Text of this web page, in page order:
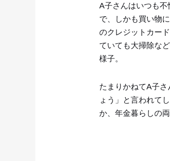
A子さんはいつも
で、しかも買い物
のクレジットカー
ていても大掃除な
様子。
たまりかねてA子
ょう」と言われて
か、年金暮らしの